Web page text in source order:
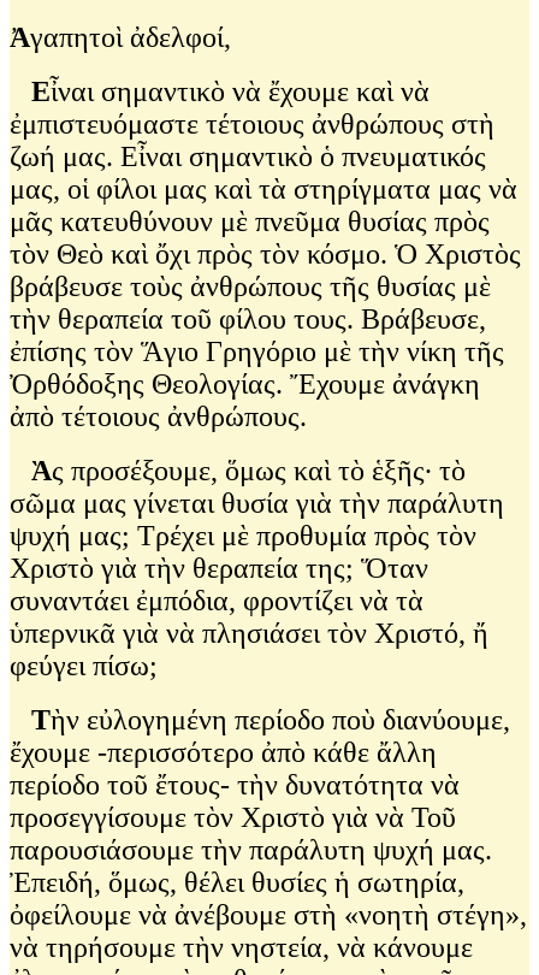
Ἀγαπητοὶ ἀδελφοί,
Εἶναι σημαντικὸ νὰ ἔχουμε καὶ νὰ
ἐμπιστευόμαστε τέτοιους ἀνθρώπους στὴ
ζωή μας. Εἶναι σημαντικὸ ὁ πνευματικός
μας, οἱ φίλοι μας καὶ τὰ στηρίγματα μας νὰ
μᾶς κατευθύνουν μὲ πνεῦμα θυσίας πρὸς
τὸν Θεὸ καὶ ὄχι πρὸς τὸν κόσμο. Ὁ Χριστὸς
βράβευσε τοὺς ἀνθρώπους τῆς θυσίας μὲ
τὴν θεραπεία τοῦ φίλου τους. Βράβευσε,
ἐπίσης τὸν Ἅγιο Γρηγόριο μὲ τὴν νίκη τῆς
Ὀρθόδοξης Θεολογίας. Ἔχουμε ἀνάγκη
ἀπὸ τέτοιους ἀνθρώπους.
Ὰς προσέξουμε, ὅμως καὶ τὸ ἑξῆς∙ τὸ
σῶμα μας γίνεται θυσία γιὰ τὴν παράλυτη
ψυχή μας; Τρέχει μὲ προθυμία πρὸς τὸν
Χριστὸ γιὰ τὴν θεραπεία της; Ὅταν
συναντάει ἐμπόδια, φροντίζει νὰ τὰ
ὑπερνικᾶ γιὰ νὰ πλησιάσει τὸν Χριστό, ἤ
φεύγει πίσω;
Τὴν εὐλογημένη περίοδο ποὺ διανύουμε,
ἔχουμε -περισσότερο ἀπὸ κάθε ἄλλη
περίοδο τοῦ ἔτους- τὴν δυνατότητα νὰ
προσεγγίσουμε τὸν Χριστὸ γιὰ νὰ Τοῦ
παρουσιάσουμε τὴν παράλυτη ψυχή μας.
Ἐπειδή, ὅμως, θέλει θυσίες ἡ σωτηρία,
ὀφείλουμε νὰ ἀνέβουμε στὴ «νοητὴ στέγη»,
νὰ τηρήσουμε τὴν νηστεία, νὰ κάνουμε